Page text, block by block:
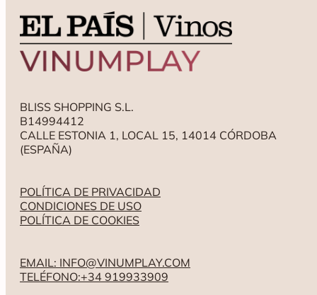
BLISS SHOPPING S.L.
B14994412
CALLE ESTONIA 1, LOCAL 15, 14014 CÓRDOBA
(ESPAÑA)
POLÍTICA DE PRIVACIDAD
CONDICIONES DE USO
POLÍTICA DE COOKIES
EMAIL: INFO@VINUMPLAY.COM
TELÉFONO:+34 919933909